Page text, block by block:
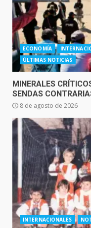
ECONOMÍA
ÚLTIMAS NOTICIAS
MINERALES
SENDAS
8 de agosto de 2026
INTERNACIONALES